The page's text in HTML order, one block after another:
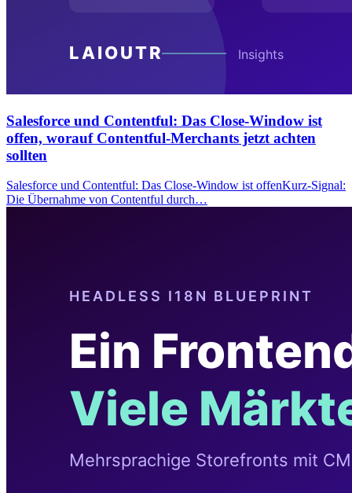
Salesforce und Contentful: Das Close-Window ist
offen, worauf Contentful-Merchants jetzt achten
sollten
Salesforce und Contentful: Das Close-Window ist offenKurz-Signal:
Die Übernahme von Contentful durch…